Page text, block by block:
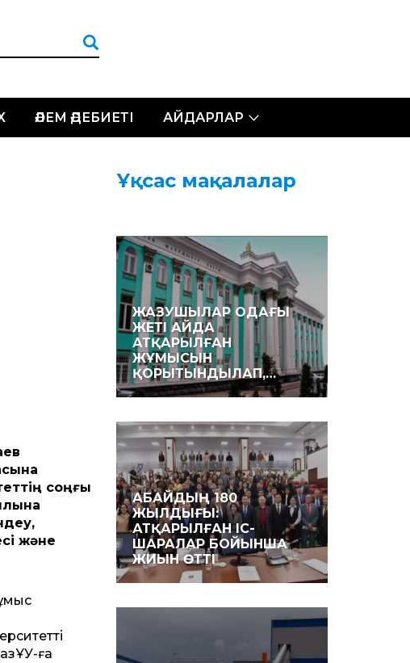
ӘЛЕМ ӘДЕБИЕТІ АЙДАРЛАР
соңғы
және
ға
Ұқсас мақалалар
ЖАЗУШЫЛАР ОДАҒЫ
ЖЕТІ АЙДА
АТҚАРЫЛҒАН
ЖҰМЫСЫН
ҚОРЫТЫНДЫЛАП,…
АБАЙДЫҢ 180
ЖЫЛДЫҒЫ:
АТҚАРЫЛҒАН ІС-
ШАРАЛАР БОЙЫНША
ЖИЫН ӨТТІ